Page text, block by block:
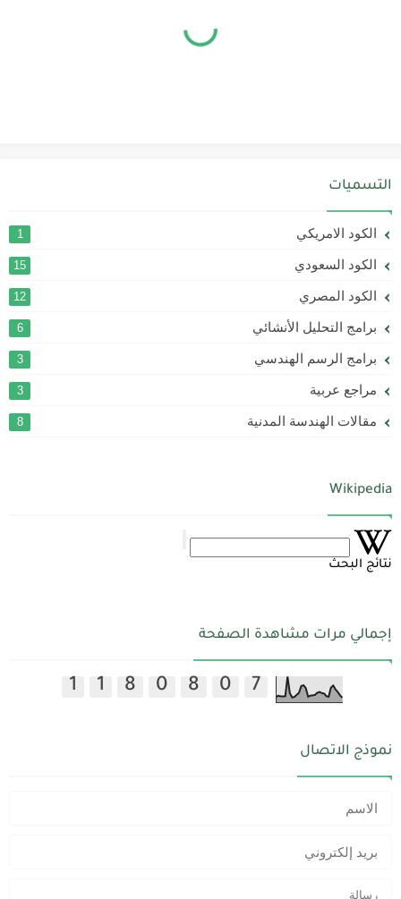
التسميات
الكود الامريكي 1
الكود السعودي 15
الكود المصري 12
برامج التحليل الأنشائي 6
برامج الرسم الهندسي 3
مراجع عربية 3
مقالات الهندسة المدنية 8
Wikipedia
نتائج البحث
إجمالي مرات مشاهدة الصفحة
1 1 8 0 8 0 7
نموذج الاتصال